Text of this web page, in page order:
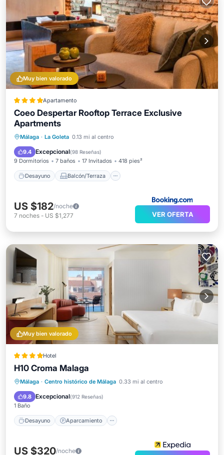
Muy bien valorado
Apartamento
Coeo Despertar Rooftop Terrace Exclusive
Apartments
Málaga · La Goleta 0.13 mi al centro
9.4 Excepcional(98 Reseñas)
9 Dormitorios 7 baños 17 Invitados 418 pies²
Desayuno Balcón/Terraza
Desayuno
Balcón/Terraza
Aire acondicionado
US $182/noche
7 noches - US $1,277 VER OFERTA
Muy bien valorado
Hotel
H10 Croma Malaga
Málaga · Centro histórico de Málaga 0.33 mi al centro
9.8 Excepcional(912 Reseñas)
1 Baño
Desayuno Aparcamiento
Desayuno Aparcamiento
Piscina
Balcón/Terraza
US $320/noche